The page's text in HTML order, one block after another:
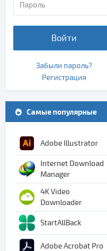
Войти
Забыли пароль?
Регистрация
Самые популярные
Adobe Illustrator
Internet Download
Manager
4K Video
Downloader
StartAllBack
Adobe Acrobat Pro